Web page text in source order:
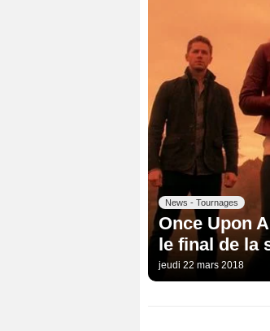
News - Tournages
Once Upon
le final de la
jeudi 22 mars 2018